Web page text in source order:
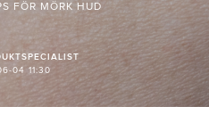
FÖR MÖRK HUD
04 11:30